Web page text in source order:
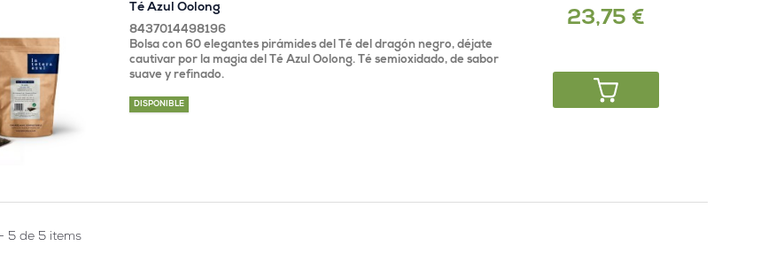
Té Azul Oolong
8437014498196
Bolsa con 60 elegantes pirámides del Té del dragón negro, déjate
cautivar por la magia del Té Azul Oolong. Té semioxidado, de sabor
suave y refinado.
DISPONIBLE
23,75 €
5 de 5 items